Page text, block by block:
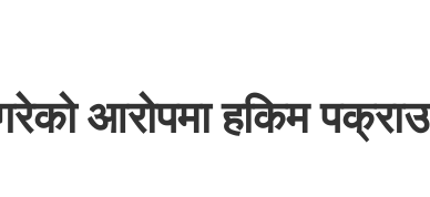
आरोपमा हकिम पक्राउ